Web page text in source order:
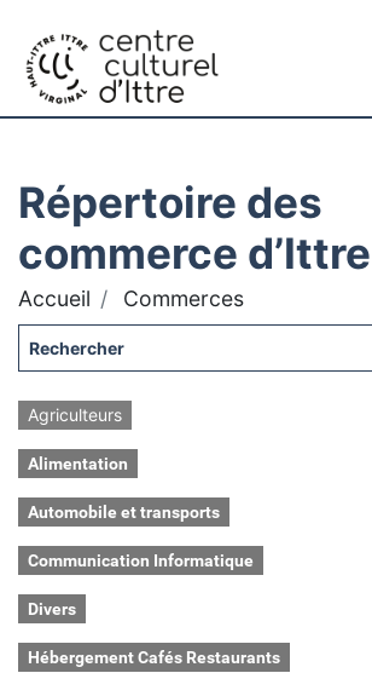
Répertoire des
commerce d’Ittre
Accueil Commerces
Agriculteurs
Alimentation
Automobile et transports
Communication Informatique
Divers
Hébergement Cafés Restaurants